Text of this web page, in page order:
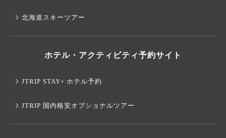
北海道スキーツアー
ホテル・アクティビティ予約サイト
JTRIP STAY+ ホテル予約
JTRIP 国内格安オプショナルツアー